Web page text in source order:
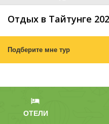
Отдых в Тайтунге
Подберите мне тур
ОТЕЛИ